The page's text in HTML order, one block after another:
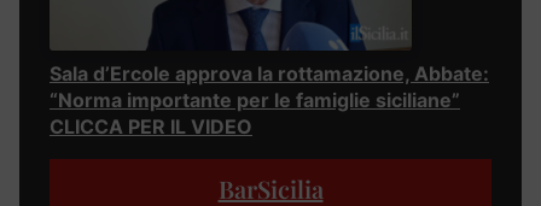
Sala d’Ercole approva la rottamazione, Abbate:
“Norma importante per le famiglie siciliane”
CLICCA PER IL VIDEO
BarSicilia